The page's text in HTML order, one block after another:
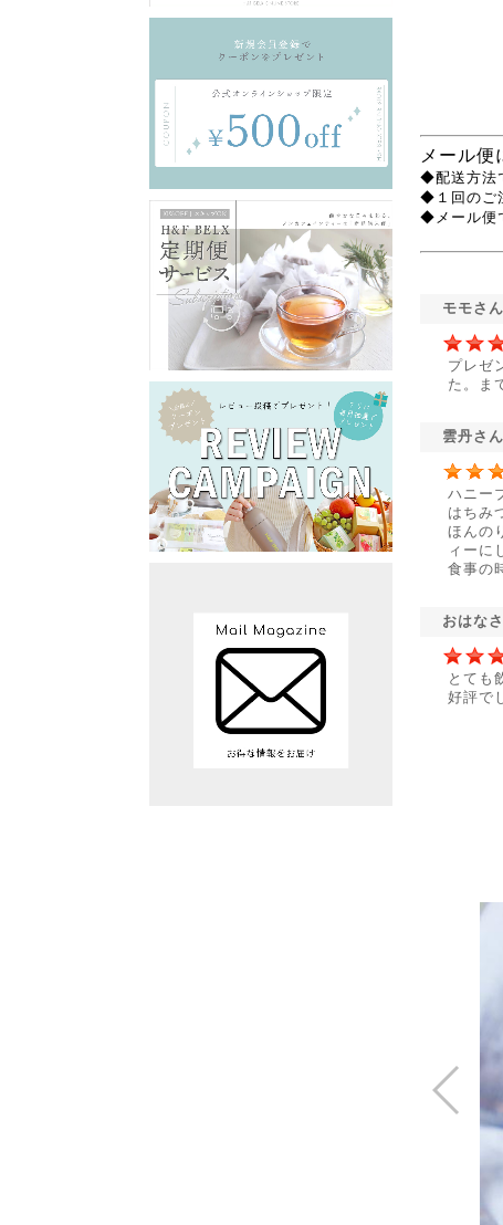
メール便
◆配送方法
◆１回のご
◆メール便
モモさ
プレゼ
た。ま
雲丹さ
ハニー
はちみ
ほんの
ィーに
食事の
おはな
とても
好評で